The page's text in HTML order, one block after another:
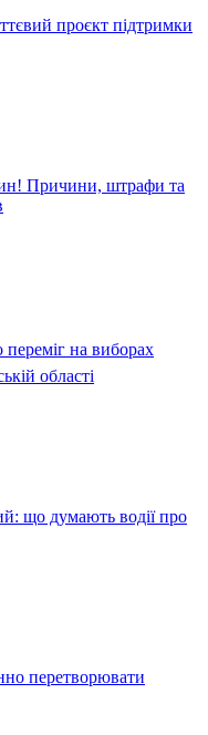
проєкт підтримки
Причини, штрафи та
переміг на виборах
області
що думають водії про
перетворювати